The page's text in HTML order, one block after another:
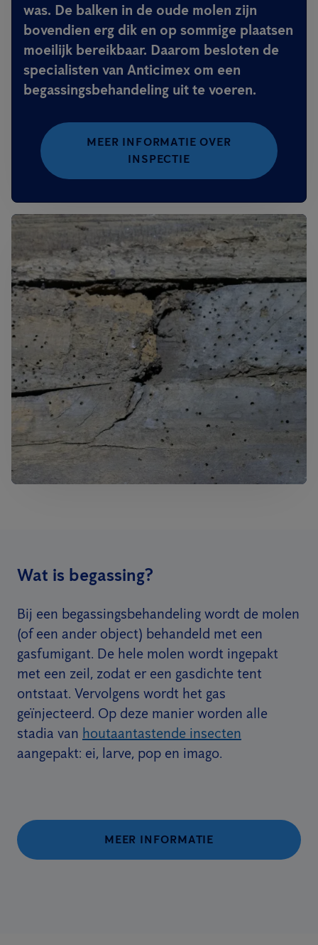
was. De balken in de oude molen zijn
bovendien erg dik en op sommige plaatsen
moeilijk bereikbaar. Daarom besloten de
specialisten van Anticimex om een
begassingsbehandeling uit te voeren.
MEER INFORMATIE OVER
INSPECTIE
Wat is begassing?
Bij een begassingsbehandeling wordt de molen
(of een ander object) behandeld met een
gasfumigant. De hele molen wordt ingepakt
met een zeil, zodat er een gasdichte tent
ontstaat. Vervolgens wordt het gas
geïnjecteerd. Op deze manier worden alle
stadia van houtaantastende insecten
aangepakt: ei, larve, pop en imago.
MEER INFORMATIE